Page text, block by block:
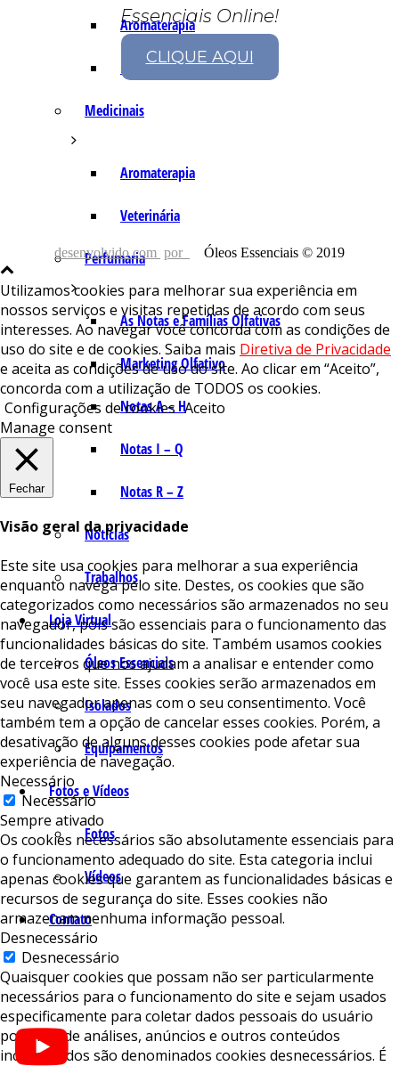
Aromaterapia
Fórmulas Caseiras
Medicinais
Aromaterapia
Veterinária
Perfumaria
As Notas e Famílias Olfativas
Marketing Olfativo
Notas A – H
Notas I – Q
Notas R – Z
Notícias
Trabalhos
Loja Virtual
Óleos Essenciais
Isolados
Equipamentos
Fotos e Vídeos
Fotos
Vídeos
Contato
Essenciais Online!
CLIQUE AQUI
desenvolvido com por Óleos Essenciais © 2019
Utilizamos cookies para melhorar sua experiência em
nossos serviços e visitas repetidas de acordo com seus
interesses. Ao navegar você concorda com as condições de
uso do site e de cookies. Saiba mais Diretiva de Privacidade
e aceita as condições de uso do site. Ao clicar em “Aceito”,
concorda com a utilização de TODOS os cookies.
Configurações de cookies Aceito
Manage consent
Fechar
Visão geral da privacidade
Este site usa cookies para melhorar a sua experiência
enquanto navega pelo site. Destes, os cookies que são
categorizados como necessários são armazenados no seu
navegador, pois são essenciais para o funcionamento das
funcionalidades básicas do site. Também usamos cookies
de terceiros que nos ajudam a analisar e entender como
você usa este site. Esses cookies serão armazenados em
seu navegador apenas com o seu consentimento. Você
também tem a opção de cancelar esses cookies. Porém, a
desativação de alguns desses cookies pode afetar sua
experiência de navegação.
Necessário
Necessário
Sempre ativado
Os cookies necessários são absolutamente essenciais para
o funcionamento adequado do site. Esta categoria inclui
apenas cookies que garantem as funcionalidades básicas e
recursos de segurança do site. Esses cookies não
armazenam nenhuma informação pessoal.
Desnecessário
Desnecessário
Quaisquer cookies que possam não ser particularmente
necessários para o funcionamento do site e sejam usados ​​
especificamente para coletar dados pessoais do usuário
por meio de análises, anúncios e outros conteúdos
incorporados são denominados cookies desnecessários. É